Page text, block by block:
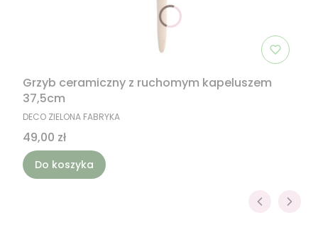
Grzyb ceramiczny z ruchomym kapeluszem
37,5cm
PRODUCENT
DECO ZIELONA FABRYKA
Cena
49,00 zł
Do koszyka